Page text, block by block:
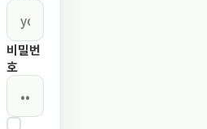
비밀번
호